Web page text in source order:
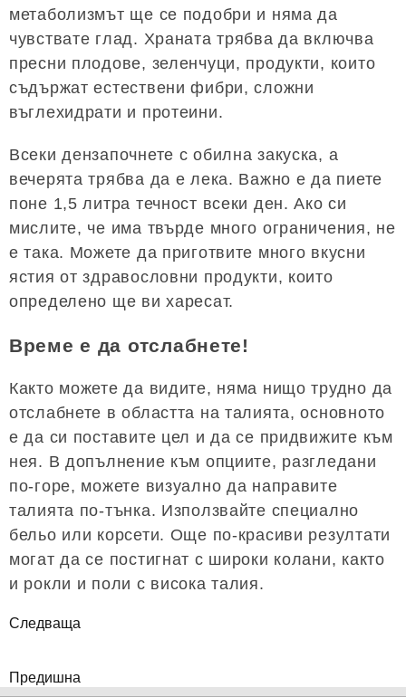
метаболизмът ще се подобри и няма да
чувствате глад. Храната трябва да включва
пресни плодове, зеленчуци, продукти, които
съдържат естествени фибри, сложни
въглехидрати и протеини.
Всеки дензапочнете с обилна закуска, а
вечерята трябва да е лека. Важно е да пиете
поне 1,5 литра течност всеки ден. Ако си
мислите, че има твърде много ограничения, не
е така. Можете да приготвите много вкусни
ястия от здравословни продукти, които
определено ще ви харесат.
Време е да отслабнете!
Както можете да видите, няма нищо трудно да
отслабнете в областта на талията, основното
е да си поставите цел и да се придвижите към
нея. В допълнение към опциите, разгледани
по-горе, можете визуално да направите
талията по-тънка. Използвайте специално
бельо или корсети. Още по-красиви резултати
могат да се постигнат с широки колани, както
и рокли и поли с висока талия.
Следваща
Предишна